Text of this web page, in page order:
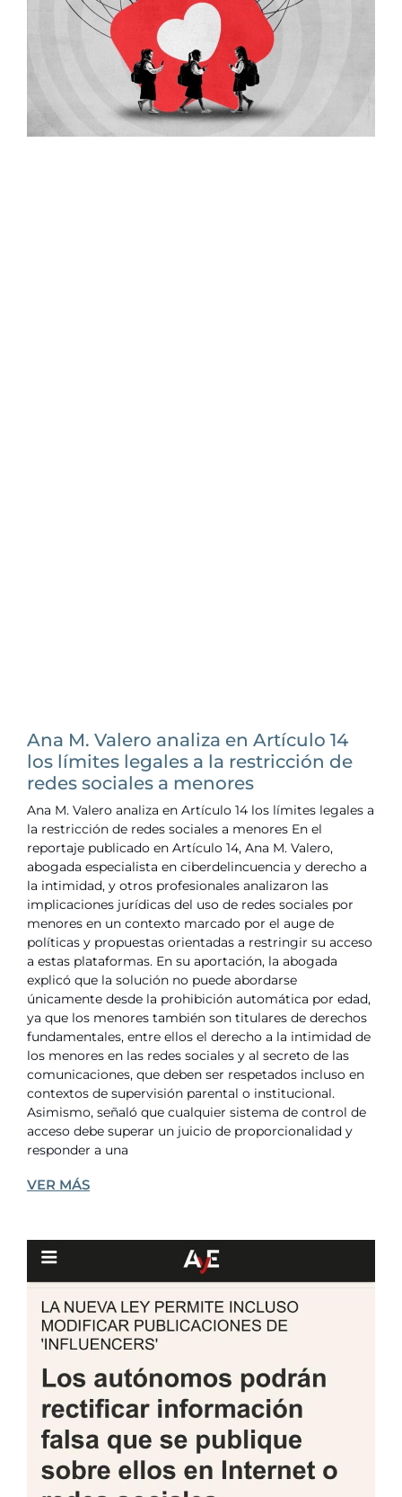
Ana M. Valero analiza en Artículo 14
los límites legales a la restricción de
redes sociales a menores
Ana M. Valero analiza en Artículo 14 los límites legales a
la restricción de redes sociales a menores En el
reportaje publicado en Artículo 14, Ana M. Valero,
abogada especialista en ciberdelincuencia y derecho a
la intimidad, y otros profesionales analizaron las
implicaciones jurídicas del uso de redes sociales por
menores en un contexto marcado por el auge de
políticas y propuestas orientadas a restringir su acceso
a estas plataformas. En su aportación, la abogada
explicó que la solución no puede abordarse
únicamente desde la prohibición automática por edad,
ya que los menores también son titulares de derechos
fundamentales, entre ellos el derecho a la intimidad de
los menores en las redes sociales y al secreto de las
comunicaciones, que deben ser respetados incluso en
contextos de supervisión parental o institucional.
Asimismo, señaló que cualquier sistema de control de
acceso debe superar un juicio de proporcionalidad y
responder a una
VER MÁS